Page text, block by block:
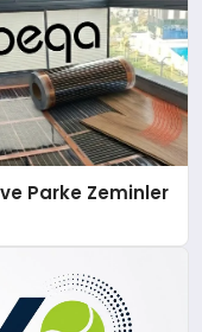
Parke Zeminler